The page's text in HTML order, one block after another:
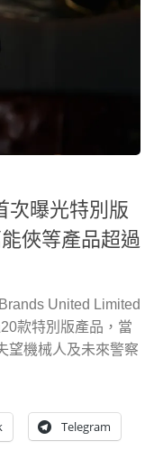
次曝光特別版
俠等產品超過
United Limited
款特別版產品，當
望機械人及未來警察
Telegram